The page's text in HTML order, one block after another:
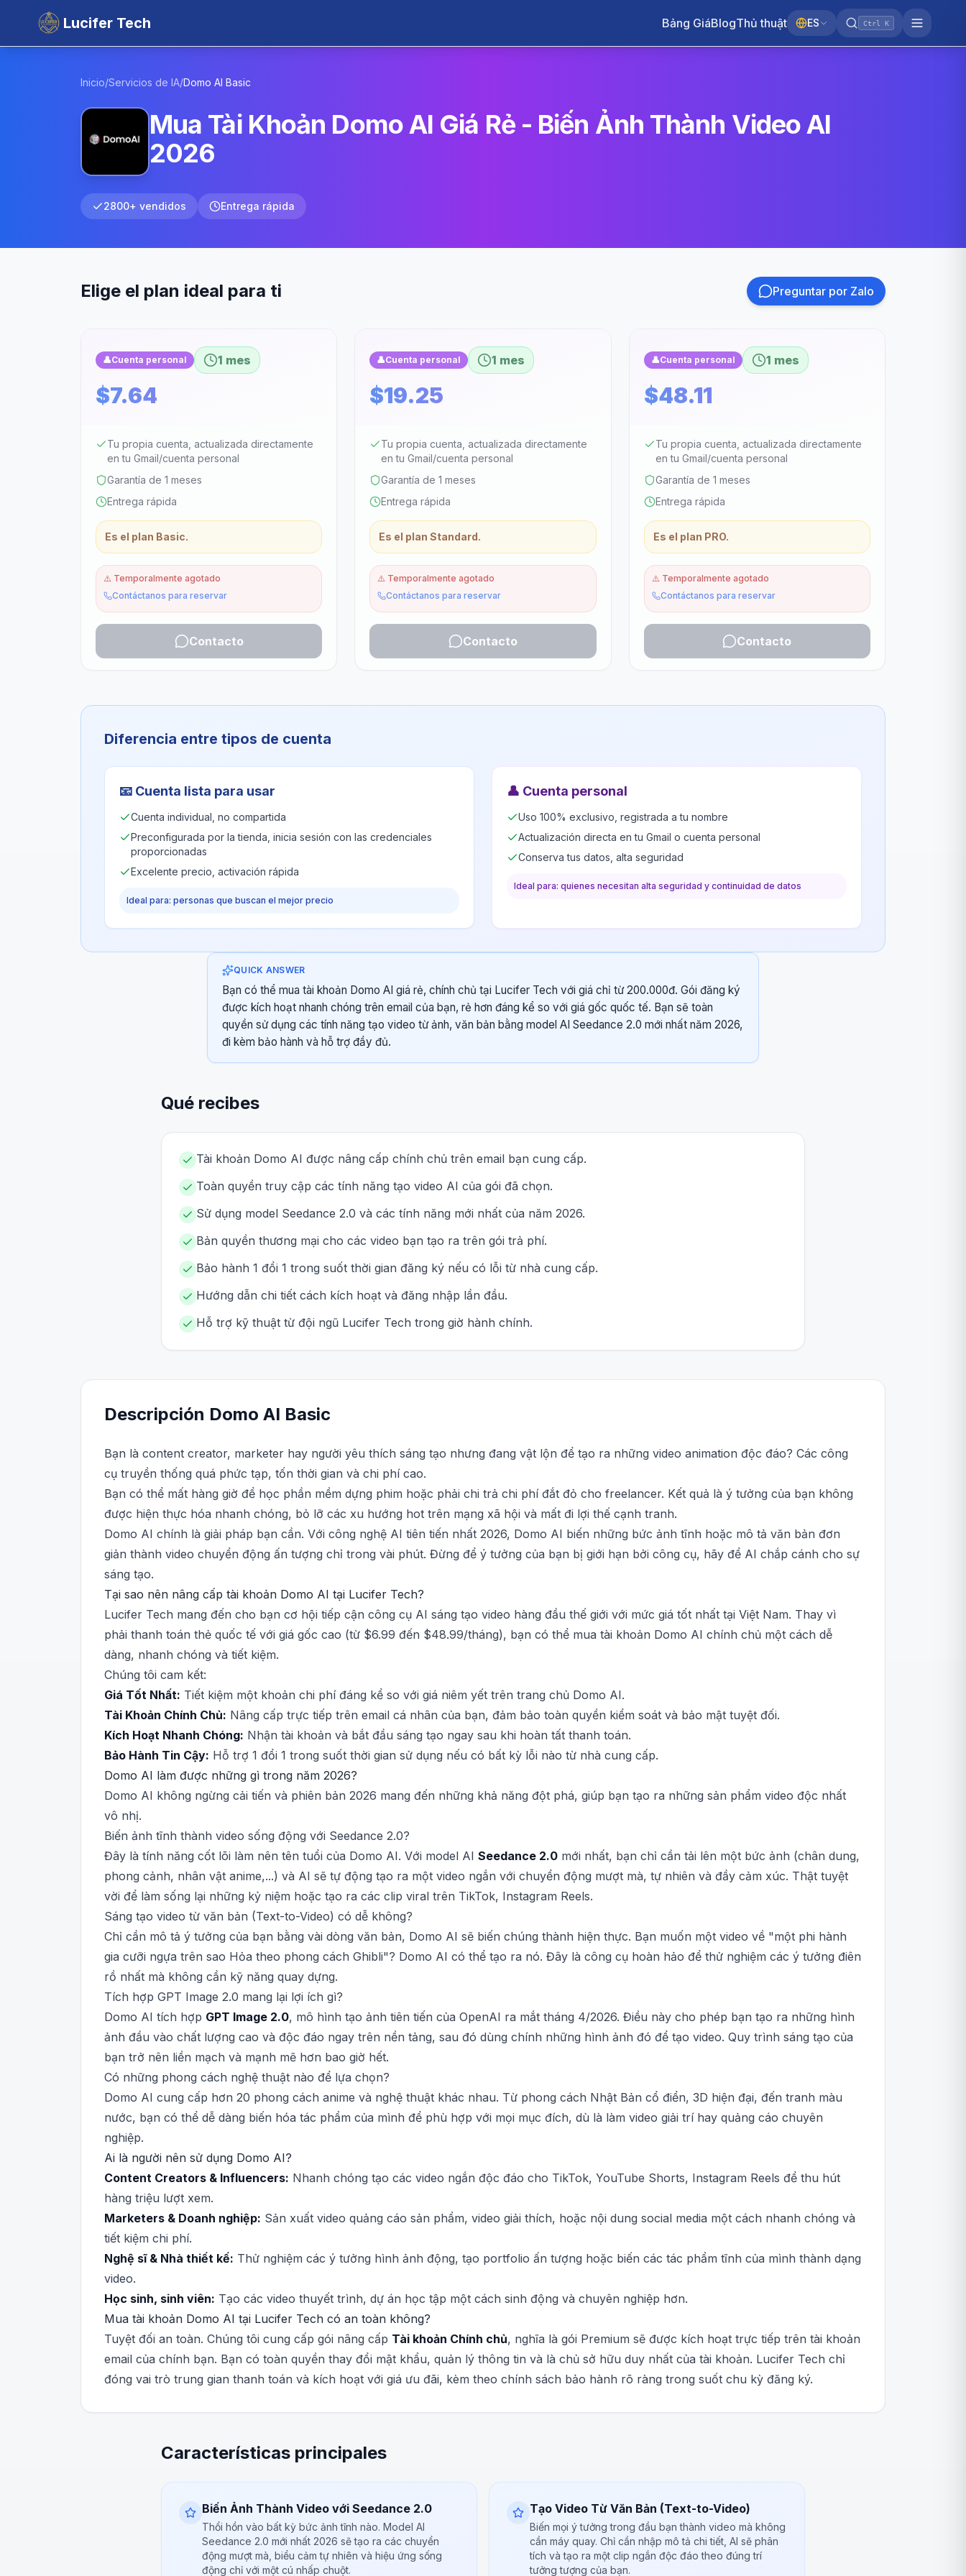
Lucifer Tech Bảng GiáBlogThủ thuật ES Ctrl K
Inicio/Servicios de IA/Domo AI Basic
Mua Tài Khoản Domo AI Giá Rẻ - Biến Ảnh Thành Video AI
2026
2800+ vendidos Entrega rápida
Elige el plan ideal para ti Preguntar por Zalo
👤Cuenta personal 1 mes
$7.64
Tu propia cuenta, actualizada directamente
en tu Gmail/cuenta personal
Garantía de 1 meses
Entrega rápida
Es el plan Basic.
⚠️ Temporalmente agotado
Contáctanos para reservar
Contacto
👤Cuenta personal 1 mes
$19.25
Tu propia cuenta, actualizada directamente
en tu Gmail/cuenta personal
Garantía de 1 meses
Entrega rápida
Es el plan Standard.
⚠️ Temporalmente agotado
Contáctanos para reservar
Contacto
👤Cuenta personal 1 mes
$48.11
Tu propia cuenta, actualizada directamente
en tu Gmail/cuenta personal
Garantía de 1 meses
Entrega rápida
Es el plan PRO.
⚠️ Temporalmente agotado
Contáctanos para reservar
Contacto
Diferencia entre tipos de cuenta
📧 Cuenta lista para usar
Cuenta individual, no compartida
Preconfigurada por la tienda, inicia sesión con las credenciales
proporcionadas
Excelente precio, activación rápida
Ideal para: personas que buscan el mejor precio
👤 Cuenta personal
Uso 100% exclusivo, registrada a tu nombre
Actualización directa en tu Gmail o cuenta personal
Conserva tus datos, alta seguridad
Ideal para: quienes necesitan alta seguridad y continuidad de datos
QUICK ANSWER
Bạn có thể mua tài khoản Domo AI giá rẻ, chính chủ tại Lucifer Tech với giá chỉ từ 200.000đ. Gói đăng ký
được kích hoạt nhanh chóng trên email của bạn, rẻ hơn đáng kể so với giá gốc quốc tế. Bạn sẽ toàn
quyền sử dụng các tính năng tạo video từ ảnh, văn bản bằng model AI Seedance 2.0 mới nhất năm 2026,
đi kèm bảo hành và hỗ trợ đầy đủ.
Qué recibes
Tài khoản Domo AI được nâng cấp chính chủ trên email bạn cung cấp.
Toàn quyền truy cập các tính năng tạo video AI của gói đã chọn.
Sử dụng model Seedance 2.0 và các tính năng mới nhất của năm 2026.
Bản quyền thương mại cho các video bạn tạo ra trên gói trả phí.
Bảo hành 1 đổi 1 trong suốt thời gian đăng ký nếu có lỗi từ nhà cung cấp.
Hướng dẫn chi tiết cách kích hoạt và đăng nhập lần đầu.
Hỗ trợ kỹ thuật từ đội ngũ Lucifer Tech trong giờ hành chính.
Descripción Domo AI Basic
Bạn là content creator, marketer hay người yêu thích sáng tạo nhưng đang vật lộn để tạo ra những video animation độc đáo? Các công
cụ truyền thống quá phức tạp, tốn thời gian và chi phí cao.
Bạn có thể mất hàng giờ để học phần mềm dựng phim hoặc phải chi trả chi phí đắt đỏ cho freelancer. Kết quả là ý tưởng của bạn không
được hiện thực hóa nhanh chóng, bỏ lỡ các xu hướng hot trên mạng xã hội và mất đi lợi thế cạnh tranh.
Domo AI chính là giải pháp bạn cần. Với công nghệ AI tiên tiến nhất 2026, Domo AI biến những bức ảnh tĩnh hoặc mô tả văn bản đơn
giản thành video chuyển động ấn tượng chỉ trong vài phút. Đừng để ý tưởng của bạn bị giới hạn bởi công cụ, hãy để AI chắp cánh cho sự
sáng tạo.
Tại sao nên nâng cấp tài khoản Domo AI tại Lucifer Tech?
Lucifer Tech mang đến cho bạn cơ hội tiếp cận công cụ AI sáng tạo video hàng đầu thế giới với mức giá tốt nhất tại Việt Nam. Thay vì
phải thanh toán thẻ quốc tế với giá gốc cao (từ $6.99 đến $48.99/tháng), bạn có thể mua tài khoản Domo AI chính chủ một cách dễ
dàng, nhanh chóng và tiết kiệm.
Chúng tôi cam kết:
Giá Tốt Nhất: Tiết kiệm một khoản chi phí đáng kể so với giá niêm yết trên trang chủ Domo AI.
Tài Khoản Chính Chủ: Nâng cấp trực tiếp trên email cá nhân của bạn, đảm bảo toàn quyền kiểm soát và bảo mật tuyệt đối.
Kích Hoạt Nhanh Chóng: Nhận tài khoản và bắt đầu sáng tạo ngay sau khi hoàn tất thanh toán.
Bảo Hành Tin Cậy: Hỗ trợ 1 đổi 1 trong suốt thời gian sử dụng nếu có bất kỳ lỗi nào từ nhà cung cấp.
Domo AI làm được những gì trong năm 2026?
Domo AI không ngừng cải tiến và phiên bản 2026 mang đến những khả năng đột phá, giúp bạn tạo ra những sản phẩm video độc nhất
vô nhị.
Biến ảnh tĩnh thành video sống động với Seedance 2.0?
Đây là tính năng cốt lõi làm nên tên tuổi của Domo AI. Với model AI Seedance 2.0 mới nhất, bạn chỉ cần tải lên một bức ảnh (chân dung,
phong cảnh, nhân vật anime,...) và AI sẽ tự động tạo ra một video ngắn với chuyển động mượt mà, tự nhiên và đầy cảm xúc. Thật tuyệt
vời để làm sống lại những kỷ niệm hoặc tạo ra các clip viral trên TikTok, Instagram Reels.
Sáng tạo video từ văn bản (Text-to-Video) có dễ không?
Chỉ cần mô tả ý tưởng của bạn bằng vài dòng văn bản, Domo AI sẽ biến chúng thành hiện thực. Bạn muốn một video về "một phi hành
gia cưỡi ngựa trên sao Hỏa theo phong cách Ghibli"? Domo AI có thể tạo ra nó. Đây là công cụ hoàn hảo để thử nghiệm các ý tưởng điên
rồ nhất mà không cần kỹ năng quay dựng.
Tích hợp GPT Image 2.0 mang lại lợi ích gì?
Domo AI tích hợp GPT Image 2.0, mô hình tạo ảnh tiên tiến của OpenAI ra mắt tháng 4/2026. Điều này cho phép bạn tạo ra những hình
ảnh đầu vào chất lượng cao và độc đáo ngay trên nền tảng, sau đó dùng chính những hình ảnh đó để tạo video. Quy trình sáng tạo của
bạn trở nên liền mạch và mạnh mẽ hơn bao giờ hết.
Có những phong cách nghệ thuật nào để lựa chọn?
Domo AI cung cấp hơn 20 phong cách anime và nghệ thuật khác nhau. Từ phong cách Nhật Bản cổ điển, 3D hiện đại, đến tranh màu
nước, bạn có thể dễ dàng biến hóa tác phẩm của mình để phù hợp với mọi mục đích, dù là làm video giải trí hay quảng cáo chuyên
nghiệp.
Ai là người nên sử dụng Domo AI?
Content Creators & Influencers: Nhanh chóng tạo các video ngắn độc đáo cho TikTok, YouTube Shorts, Instagram Reels để thu hút
hàng triệu lượt xem.
Marketers & Doanh nghiệp: Sản xuất video quảng cáo sản phẩm, video giải thích, hoặc nội dung social media một cách nhanh chóng và
tiết kiệm chi phí.
Nghệ sĩ & Nhà thiết kế: Thử nghiệm các ý tưởng hình ảnh động, tạo portfolio ấn tượng hoặc biến các tác phẩm tĩnh của mình thành dạng
video.
Học sinh, sinh viên: Tạo các video thuyết trình, dự án học tập một cách sinh động và chuyên nghiệp hơn.
Mua tài khoản Domo AI tại Lucifer Tech có an toàn không?
Tuyệt đối an toàn. Chúng tôi cung cấp gói nâng cấp Tài khoản Chính chủ, nghĩa là gói Premium sẽ được kích hoạt trực tiếp trên tài khoản
email của chính bạn. Bạn có toàn quyền thay đổi mật khẩu, quản lý thông tin và là chủ sở hữu duy nhất của tài khoản. Lucifer Tech chỉ
đóng vai trò trung gian thanh toán và kích hoạt với giá ưu đãi, kèm theo chính sách bảo hành rõ ràng trong suốt chu kỳ đăng ký.
Características principales
Biến Ảnh Thành Video với Seedance 2.0
Thổi hồn vào bất kỳ bức ảnh tĩnh nào. Model AI
Seedance 2.0 mới nhất 2026 sẽ tạo ra các chuyển
động mượt mà, biểu cảm tự nhiên và hiệu ứng sống
động chỉ với một cú nhấp chuột.
Tạo Video Từ Văn Bản (Text-to-Video)
Biến mọi ý tưởng trong đầu bạn thành video mà không
cần máy quay. Chỉ cần nhập mô tả chi tiết, AI sẽ phân
tích và tạo ra một clip ngắn độc đáo theo đúng trí
tưởng tượng của bạn.